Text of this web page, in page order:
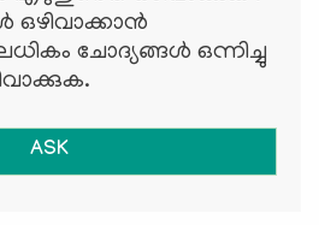
ചോദ്യങ്ങള്‍ ഒന്നിച്ചു
ASK